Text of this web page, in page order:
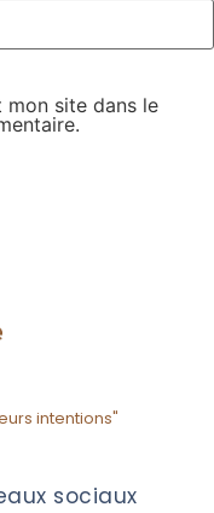
mon site dans le
intentions"
sociaux